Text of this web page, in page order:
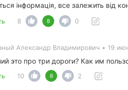
інформація, все залежить від
8 8 0
Александр Владимирович • 19
это про три дороги? Как им
10 8 2